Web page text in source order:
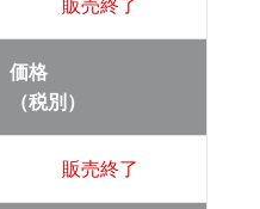
販売終了
価格
（税別）
販売終了